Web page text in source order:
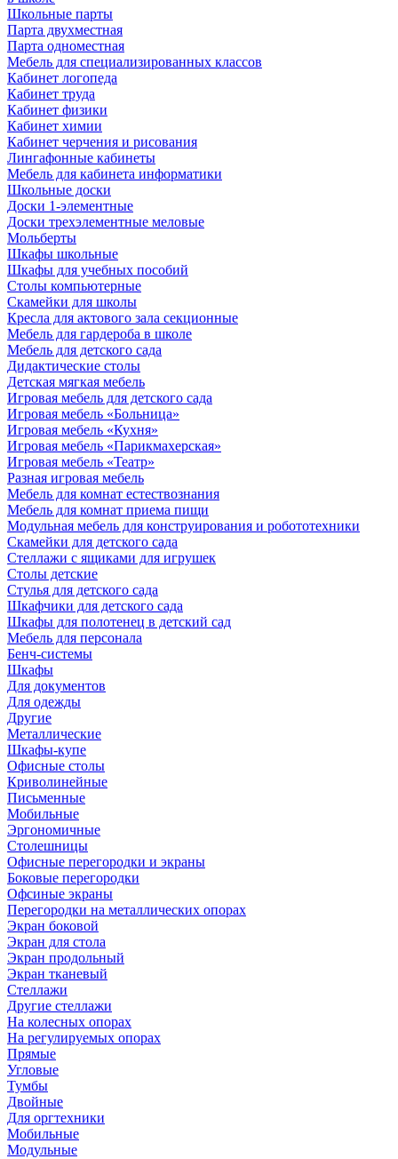
Школьные парты
Парта двухместная
Парта одноместная
Мебель для специализированных классов
Кабинет логопеда
Кабинет труда
Кабинет физики
Кабинет химии
Кабинет черчения и рисования
Лингафонные кабинеты
Мебель для кабинета информатики
Школьные доски
Доски 1-элементные
Доски трехэлементные меловые
Мольберты
Шкафы школьные
Шкафы для учебных пособий
Столы компьютерные
Скамейки для школы
Кресла для актового зала секционные
Мебель для гардероба в школе
Мебель для детского сада
Дидактические столы
Детская мягкая мебель
Игровая мебель для детского сада
Игровая мебель «Больница»
Игровая мебель «Кухня»
Игровая мебель «Парикмахерская»
Игровая мебель «Театр»
Разная игровая мебель
Мебель для комнат естествознания
Мебель для комнат приема пищи
Модульная мебель для конструирования и робототехники
Скамейки для детского сада
Стеллажи с ящиками для игрушек
Столы детские
Стулья для детского сада
Шкафчики для детского сада
Шкафы для полотенец в детский сад
Мебель для персонала
Бенч-системы
Шкафы
Для документов
Для одежды
Другие
Металлические
Шкафы-купе
Офисные столы
Криволинейные
Письменные
Мобильные
Эргономичные
Столешницы
Офисные перегородки и экраны
Боковые перегородки
Офсиные экраны
Перегородки на металлических опорах
Экран боковой
Экран для стола
Экран продольный
Экран тканевый
Стеллажи
Другие стеллажи
На колесных опорах
На регулируемых опорах
Прямые
Угловые
Тумбы
Двойные
Для оргтехники
Мобильные
Модульные